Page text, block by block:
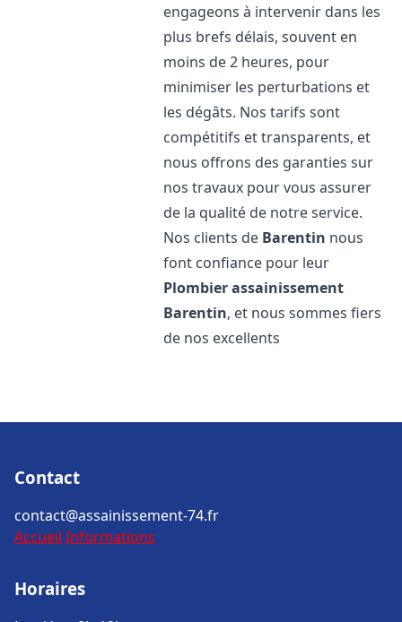
engageons à intervenir dans les
plus brefs délais, souvent en
moins de 2 heures, pour
minimiser les perturbations et
les dégâts. Nos tarifs sont
compétitifs et transparents, et
nous offrons des garanties sur
nos travaux pour vous assurer
de la qualité de notre service.
Nos clients de Barentin nous
font confiance pour leur
Plombier assainissement
Barentin, et nous sommes fiers
de nos excellents
Contact
contact@assainissement-74.fr
Accueil Informations
Horaires